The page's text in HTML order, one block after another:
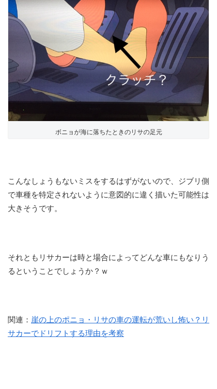
ボニョが海に落ちたときのリサの足元
こんなしょうもないミスをするはずがないので、ジブリ側
で車種を特定されないように意図的に違く描いた可能性は
大きそうです。
それともリサカーは時と場合によってどんな車にもなりう
るということでしょうか？ｗ
関連： 崖の上のポニョ・リサの車の運転が荒いし怖い？リ
サカーでドリフトする理由を考察